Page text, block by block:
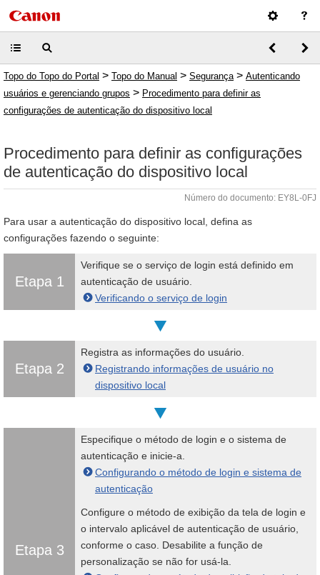
Topo do Topo do Portal > Topo do Manual > Segurança > Autenticando
usuários e gerenciando grupos > Procedimento para definir as
configurações de autenticação do dispositivo local
Procedimento para definir as configurações
de autenticação do dispositivo local
Número do documento: EY8L-0FJ
Para usar a autenticação do dispositivo local, defina as
configurações fazendo o seguinte:
Etapa 1
Verifique se o serviço de login está definido em
autenticação de usuário.
Verificando o serviço de login
Etapa 2
Registra as informações do usuário.
Registrando informações de usuário no
dispositivo local
Etapa 3
Especifique o método de login e o sistema de
autenticação e inicie-a.
Configurando o método de login e sistema de
autenticação
Configure o método de exibição da tela de login e
o intervalo aplicável de autenticação de usuário,
conforme o caso. Desabilite a função de
personalização se não for usá-la.